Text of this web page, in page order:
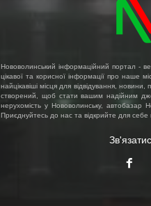
Нововолинський інформаційний портал -
цікавої та корисної інформації про наше
найцікавіші місця для відвідування,
створений, щоб стати вашим надійним
нерухомість у Нововолинську, автобазар
Приєднуйтесь до нас та відкрийте для себе